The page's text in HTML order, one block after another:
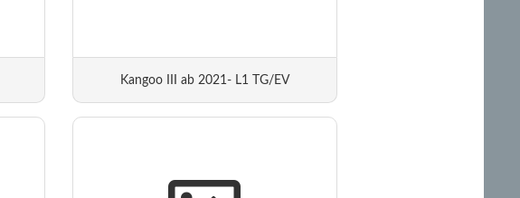
Kangoo III ab 2021- L1 TG/EV